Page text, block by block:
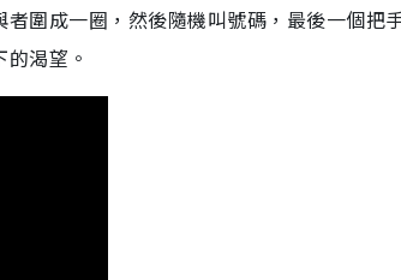
圍成一圈，然後隨機叫號碼，最後一個把
渴望。